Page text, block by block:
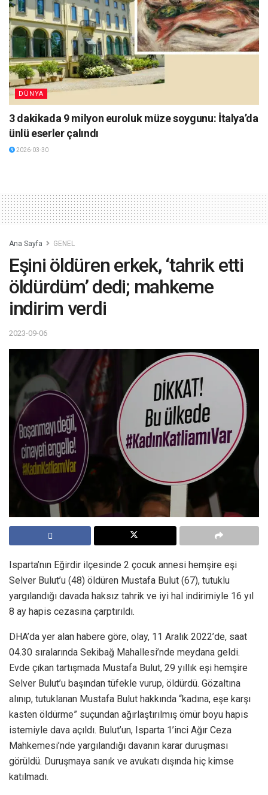
DÜNYA
3 dakikada 9 milyon euroluk müze soygunu: İtalya’da
ünlü eserler çalındı
2026-03-30
Ana Sayfa GENEL
Eşini öldüren erkek, ‘tahrik etti
öldürdüm’ dedi; mahkeme
indirim verdi
2023-09-06
Isparta’nın Eğirdir ilçesinde 2 çocuk annesi hemşire eşi
Selver Bulut’u (48) öldüren Mustafa Bulut (67), tutuklu
yargılandığı davada haksız tahrik ve iyi hal indirimiyle 16 yıl
8 ay hapis cezasına çarptırıldı.
DHA’da yer alan habere göre, olay, 11 Aralık 2022’de, saat
04.30 sıralarında Sekibağ Mahallesi’nde meydana geldi.
Evde çıkan tartışmada Mustafa Bulut, 29 yıllık eşi hemşire
Selver Bulut’u başından tüfekle vurup, öldürdü. Gözaltına
alınıp, tutuklanan Mustafa Bulut hakkında “kadına, eşe karşı
kasten öldürme” suçundan ağırlaştırılmış ömür boyu hapis
istemiyle dava açıldı. Bulut’un, Isparta 1’inci Ağır Ceza
Mahkemesi’nde yargılandığı davanın karar duruşması
görüldü. Duruşmaya sanık ve avukatı dışında hiç kimse
katılmadı.